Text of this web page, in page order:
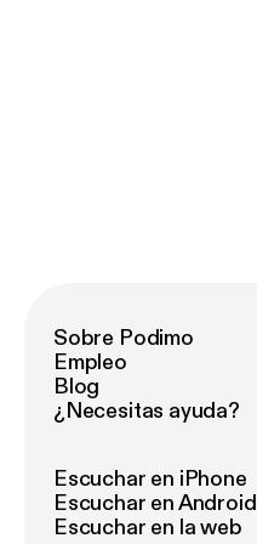
Sobre Podimo
Empleo
Blog
¿Necesitas ayuda?
Escuchar en iPhone
Escuchar en Android
Escuchar en la web